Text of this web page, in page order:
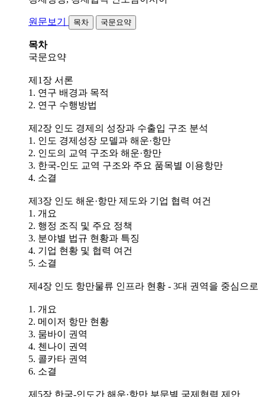
원문보기 목차 국문요약
목차
국문요약
제1장 서론
1. 연구 배경과 목적
2. 연구 수행방법
제2장 인도 경제의 성장과 수출입 구조 분석
1. 인도 경제성장 모델과 해운·항만
2. 인도의 교역 구조와 해운·항만
3. 한국-인도 교역 구조와 주요 품목별 이용항만
4. 소결
제3장 인도 해운·항만 제도와 기업 협력 여건
1. 개요
2. 행정 조직 및 주요 정책
3. 분야별 법규 현황과 특징
4. 기업 현황 및 협력 여건
5. 소결
제4장 인도 항만물류 인프라 현황 - 3대 권역을 중심으로
1. 개요
2. 메이저 항만 현황
3. 뭄바이 권역
4. 첸나이 권역
5. 콜카타 권역
6. 소결
제5장 한국-인도간 해운·항만 부문별 국제협력 제안